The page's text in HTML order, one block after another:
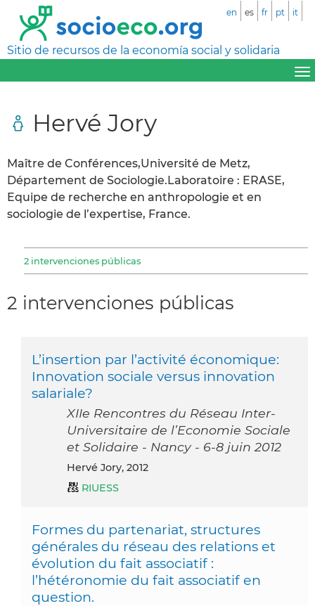
Sitio de recursos de la economía social y solidaria
en es fr pt it
Hervé Jory
Maître de Conférences,Université de Metz,
Département de Sociologie.Laboratoire : ERASE,
Equipe de recherche en anthropologie et en
sociologie de l’expertise, France.
2 intervenciones públicas
2 intervenciones públicas
L’insertion par l’activité économique:
Innovation sociale versus innovation
salariale?
XIIe Rencontres du Réseau Inter-
Universitaire de l’Economie Sociale
et Solidaire - Nancy - 6-8 juin 2012
Hervé Jory, 2012
RIUESS
Formes du partenariat, structures
générales du réseau des relations et
évolution du fait associatif :
l’hétéronomie du fait associatif en
question.